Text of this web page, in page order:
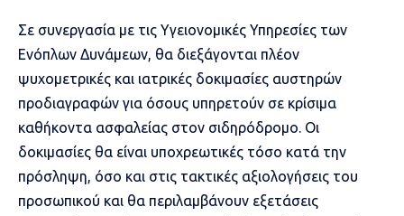
Σε συνεργασία με τις Υγειονομικές Υπηρεσίες των
Ενόπλων Δυνάμεων, θα διεξάγονται πλέον
ψυχομετρικές και ιατρικές δοκιμασίες αυστηρών
προδιαγραφών για όσους υπηρετούν σε κρίσιμα
καθήκοντα ασφαλείας στον σιδηρόδρομο. Οι
δοκιμασίες θα είναι υποχρεωτικές τόσο κατά την
πρόσληψη, όσο και στις τακτικές αξιολογήσεις του
προσωπικού και θα περιλαμβάνουν εξετάσεις